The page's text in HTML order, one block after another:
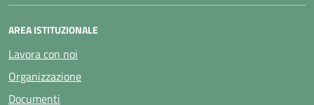
AREA ISTITUZIONALE
Lavora con noi
Organizzazione
Documenti